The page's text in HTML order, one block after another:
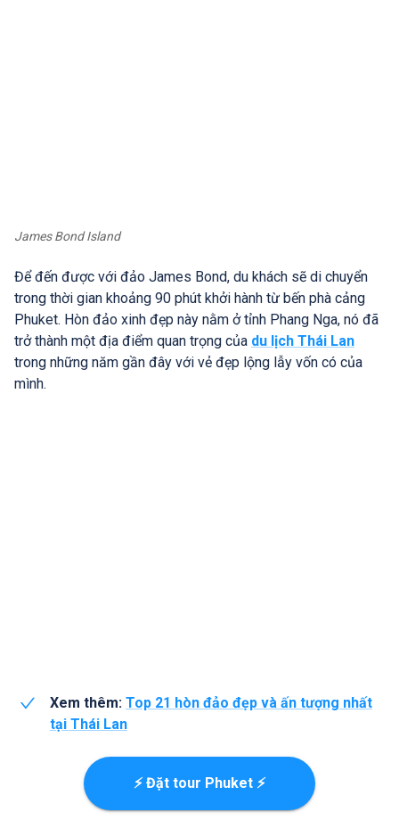
James Bond Island
Để đến được với đảo James Bond, du khách sẽ di chuyển
trong thời gian khoảng 90 phút khởi hành từ bến phà cảng
Phuket. Hòn đảo xinh đẹp này nằm ở tỉnh Phang Nga, nó đã
trở thành một địa điểm quan trọng của du lịch Thái Lan
trong những năm gần đây với vẻ đẹp lộng lẫy vốn có của
mình.
Xem thêm: Top 21 hòn đảo đẹp và ấn tượng nhất
tại Thái Lan
⚡ Đặt tour Phuket ⚡